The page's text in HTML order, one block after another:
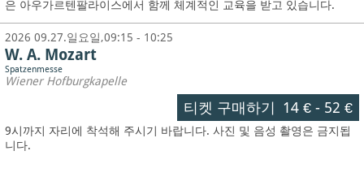
은 아우가르텐팔라이스에서 함께 체계적인 교육을 받고 있습니다.
2026 09.27.일요일,09:15 - 10:25
W. A. Mozart
Spatzenmesse
Wiener Hofburgkapelle
티켓 구매하기 14 €- 52 €
9시까지 자리에 착석해 주시기 바랍니다. 사진 및 음성 촬영은 금지됩
니다.